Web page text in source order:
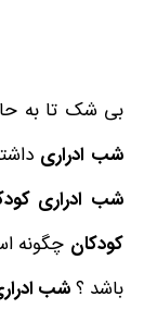
بی شک تا به
شب ادراریداشته
شب ادراری
کودکانچگونه
باشد ؟ شب ادراری